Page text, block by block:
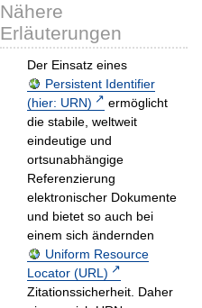
Nähere
Erläuterungen
Der Einsatz eines
Persistent Identifier
(hier: URN)
ermöglicht
die stabile, weltweit
eindeutige und
ortsunabhängige
Referenzierung
elektronischer Dokumente
und bietet so auch bei
einem sich ändernden
Uniform Resource
Locator (URL)
Zitationssicherheit. Daher